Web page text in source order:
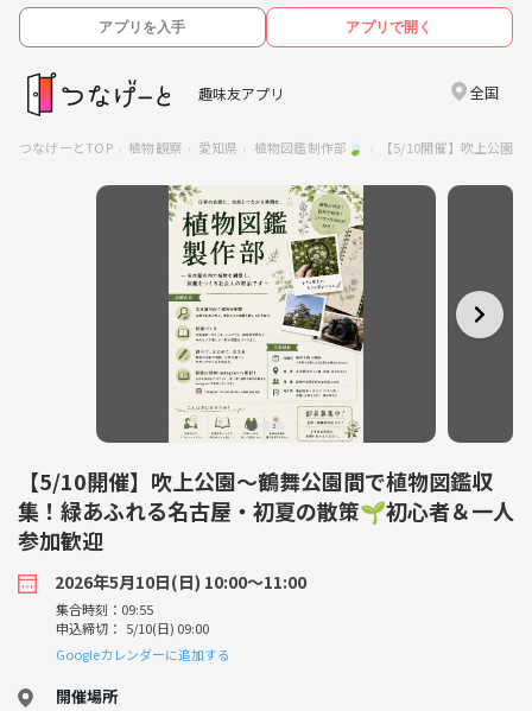
アプリを入手 アプリで開く
趣味友アプリ 全国
つなげーとTOP 植物観察 愛知県 植物図鑑制作部🍃 【5/10開催】吹上公園
【5/10開催】吹上公園〜鶴舞公園間で植物図鑑収
集！緑あふれる名古屋・初夏の散策🌱初心者＆一人
参加歓迎
2026年5月10日(日) 10:00〜11:00
集合時刻：09:55
申込締切： 5/10(日) 09:00
Googleカレンダーに追加する
開催場所